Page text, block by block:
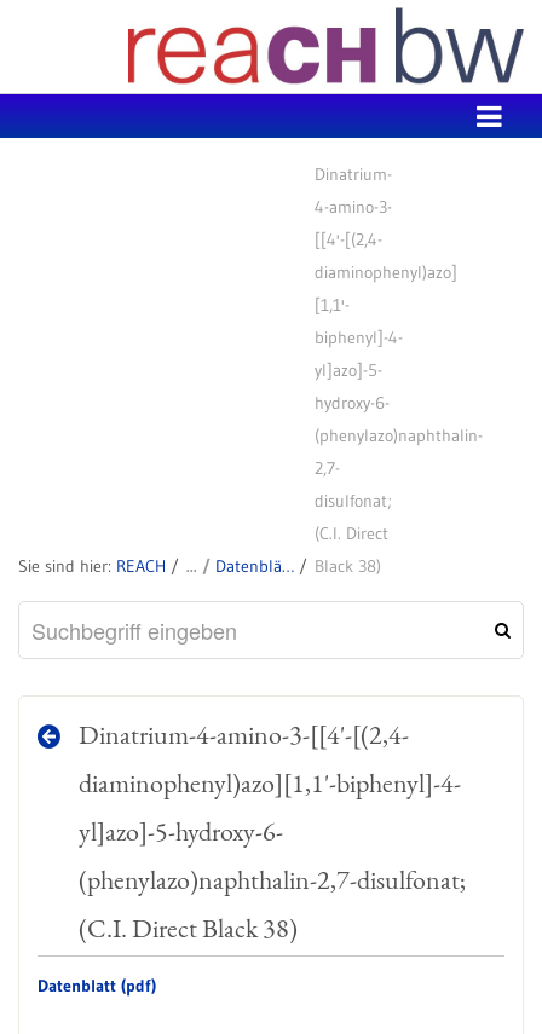
REACH Datenblätter zu SVHC
Dinatrium-
4-amino-3-
[[4'-[(2,4-
diaminophenyl)azo]
[1,1'-
biphenyl]-4-
yl]azo]-5-
hydroxy-6-
(phenylazo)naphthalin-
2,7-
disulfonat;
(C.I. Direct
Black 38)
Dinatrium-4-amino-3-[[4'-[(2,4-
diaminophenyl)azo][1,1'-biphenyl]-4-
yl]azo]-5-hydroxy-6-
(phenylazo)naphthalin-2,7-disulfonat;
(C.I. Direct Black 38)
Datenblatt (pdf)